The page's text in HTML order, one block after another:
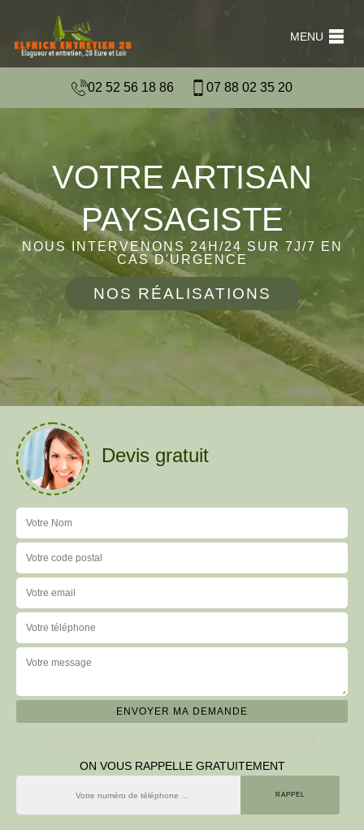
MENU
02 52 56 18 86 07 88 02 35 20
VOTRE ARTISAN
PAYSAGISTE
NOUS INTERVENONS 24H/24 SUR 7J/7 EN
CAS D'URGENCE
NOS RÉALISATIONS
Devis gratuit
ON VOUS RAPPELLE GRATUITEMENT